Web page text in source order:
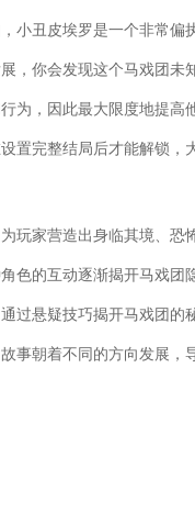
小丑皮埃罗是一个非常偏
，你会发现这个马戏团未
为，因此最大限度地提高
置完整结局后才能解锁，
玩家营造出身临其境、恐
色的互动逐渐揭开马戏团
过悬疑技巧揭开马戏团的
事朝着不同的方向发展，